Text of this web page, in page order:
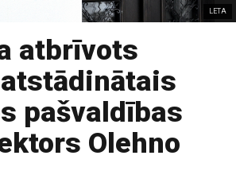
LETA
atbrīvots
pašvaldības
Olehno